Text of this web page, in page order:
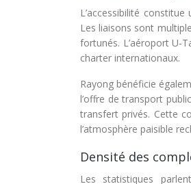
L’accessibilité
Les liaisons sont
fortunés. L’aéroport U-
charter internationaux.
Rayong bénéficie
l’offre de transport
transfert privés. Cette
l’atmosphère paisible
Densité des
Les statistiques